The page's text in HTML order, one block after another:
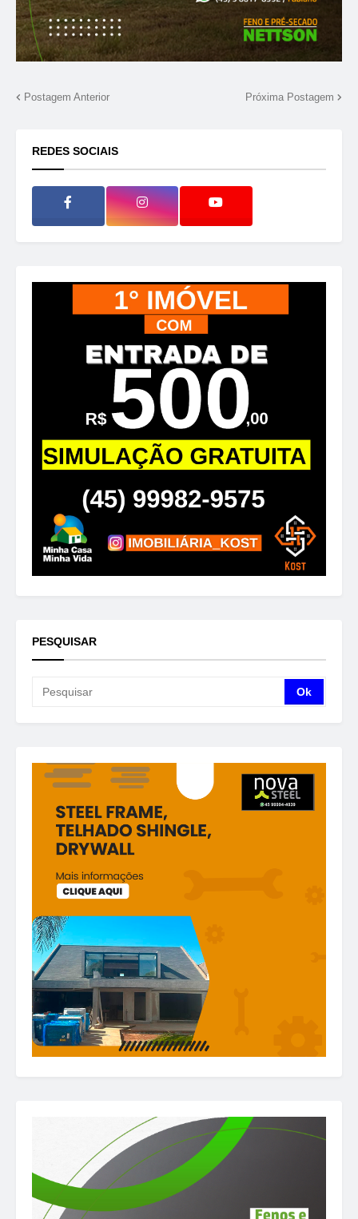
Postagem Anterior Próxima Postagem
REDES SOCIAIS
PESQUISAR